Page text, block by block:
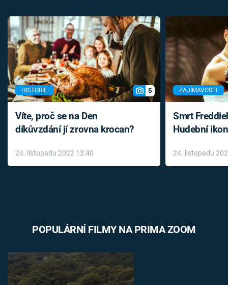
HISTORIE 5
Víte, proč se na Den
díkůvzdání jí zrovna krocan?
24. listopadu 2022 13:40
ZAJÍMAVOSTI
Smrt
Hudební
léky
24. listopadu
POPULÁRNÍ FILMY NA PRIMA ZOOM